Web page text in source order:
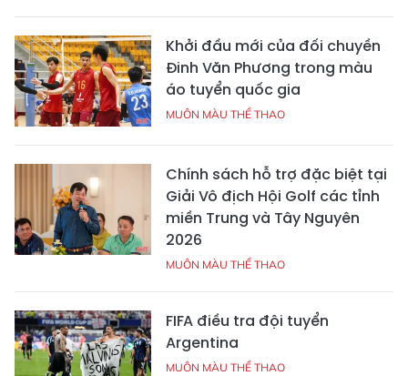
Khởi đầu mới của đối chuyền
Đinh Văn Phương trong màu
áo tuyển quốc gia
MUÔN MÀU THỂ THAO
Chính sách hỗ trợ đặc biệt tại
Giải Vô địch Hội Golf các tỉnh
miền Trung và Tây Nguyên
2026
MUÔN MÀU THỂ THAO
FIFA điều tra đội tuyển
Argentina
MUÔN MÀU THỂ THAO